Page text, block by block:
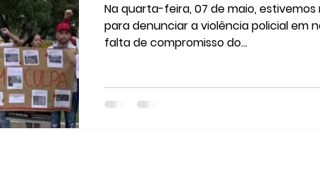
Na quarta-feira, 07 de maio, estivemos
para denunciar a violência policial em
falta de compromisso do...